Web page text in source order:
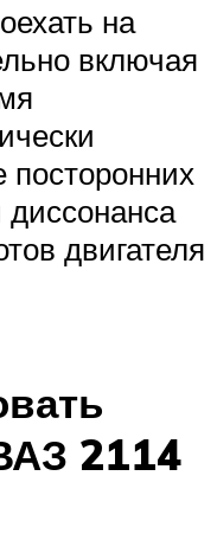
на
включая
посторонних
двигателя
2114